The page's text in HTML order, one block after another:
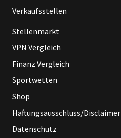
Verkaufsstellen
Stellenmarkt
VPN Vergleich
Finanz Vergleich
Sportwetten
Shop
Haftungsausschluss/Disclaimer
Datenschutz